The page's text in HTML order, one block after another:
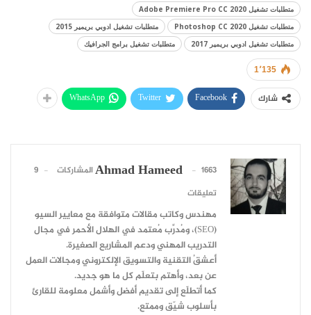
متطلبات تشغيل Adobe Premiere Pro CC 2020
متطلبات تشغيل Photoshop CC 2020
متطلبات تشغيل ادوبي بريمير 2015
متطلبات تشغيل ادوبي بريمير 2017
متطلبات تشغيل برامج الجرافيك
1٬135
شارك Facebook
Twitter
WhatsApp
Ahmad Hameed 1663 المشاركات
9
تعليقات
مهندس وكاتب مقالات متوافقة مع معايير السيو
(SEO)، ومُدرِّب مُعتمد في الهلال الأحمر في مجال
التدريب المهني ودعم المشاريع الصغيرة.
أعشقُ التقنية والتسويق الإلكتروني ومجالات العمل
عن بعد، وأهتم بتعلّم كل ما هو جديد.
كما أتطلّع إلى تقديم أفضل وأشمل معلومة للقارئ
بأسلوب شيّق وممتع.